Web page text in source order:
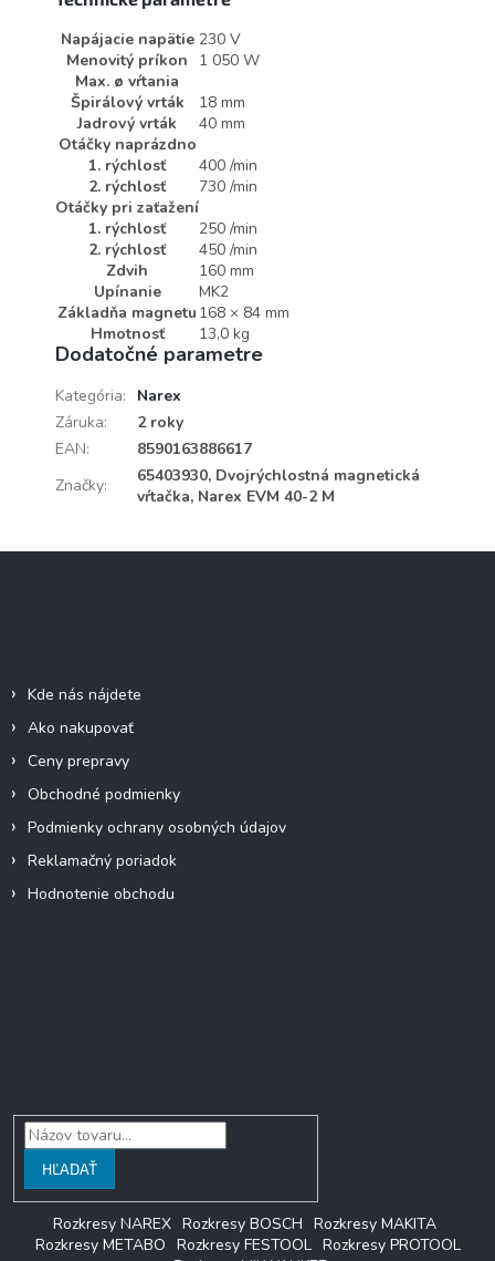
Napájacie napätie 230 V
Menovitý príkon
1 050 W
Max. ø vŕtania
Špirálový vrták
18 mm
Jadrový vrták
40 mm
Otáčky naprázdno
1. rýchlosť
400 /min
2. rýchlosť
730 /min
Otáčky pri zaťažení
1. rýchlosť
250 /min
2. rýchlosť
450 /min
Zdvih
160 mm
Upínanie
MK2
Základňa magnetu 168 × 84 mm
Hmotnosť
13,0 kg
Dodatočné parametre
Kategória:
Narex
Záruka:
2 roky
EAN:
8590163886617
Značky:
65403930, Dvojrýchlostná magnetická
vŕtačka, Narex EVM 40-2 M
Kde nás nájdete
Ako nakupovať
Ceny prepravy
Obchodné podmienky
Podmienky ochrany osobných údajov
Reklamačný poriadok
Hodnotenie obchodu
HĽADAŤ
Rozkresy NAREX Rozkresy BOSCH Rozkresy MAKITA
Rozkresy METABO Rozkresy FESTOOL Rozkresy PROTOOL